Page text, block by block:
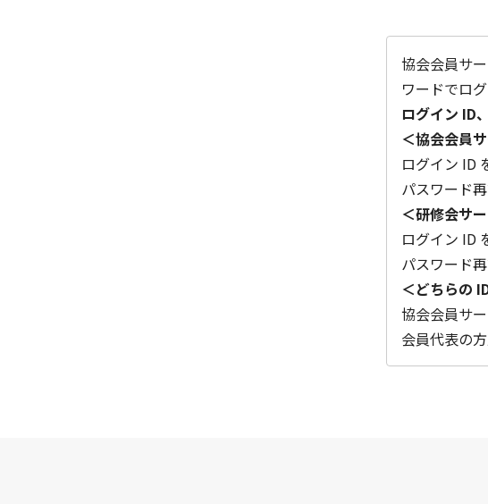
協会会員サ
ワードでロ
ログイン ID
＜協会会員
ログイン ID
パスワード
＜研修会サ
ログイン ID
パスワード
＜どちらの
協会会員サ
会員代表の